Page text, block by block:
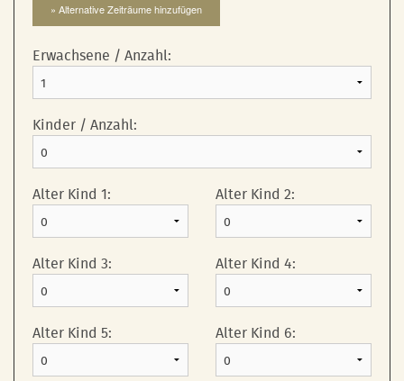
» Alternative Zeiträume hinzufügen
Erwachsene / Anzahl:
Kinder / Anzahl:
Alter Kind 1: Alter Kind 2:
Alter Kind 3: Alter Kind 4:
Alter Kind 5: Alter Kind 6: